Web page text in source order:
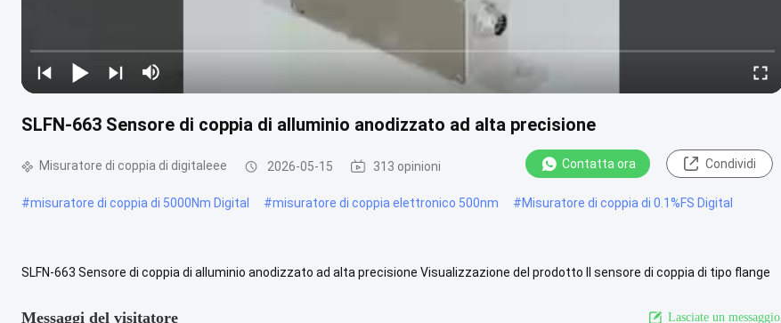
SLFN-663 Sensore di coppia di alluminio anodizzato ad alta precisione
Misuratore di coppia di digitaleee 2026-05-15 313 opinioni Contatta ora Condividi
#misuratore di coppia di 5000Nm Digital #misuratore di coppia elettronico 500nm #Misuratore di coppia di 0.1%FS Digital
SLFN-663 Sensore di coppia di alluminio anodizzato ad alta precisione Visualizzazione del prodotto Il sensore di coppia di tipo flange
Messaggi del visitatore Lasciate un messaggio.